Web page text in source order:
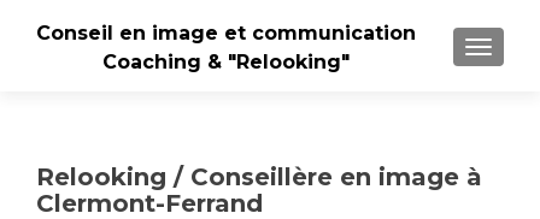
Conseil en image et communication
Coaching & "Relooking"
Relooking / Conseillère en image à
Clermont-Ferrand